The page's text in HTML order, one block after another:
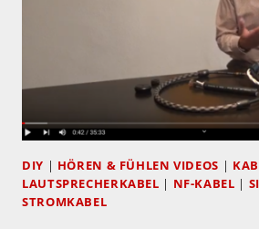
DIY | HÖREN & FÜHLEN VIDEOS |
LAUTSPRECHERKABEL | NF-KABEL |
STROMKABEL